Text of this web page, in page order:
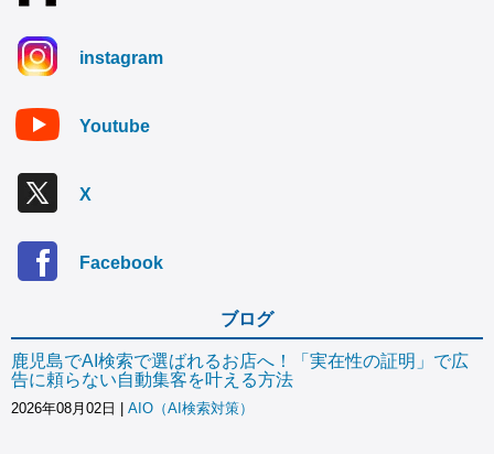
instagram
Youtube
X
Facebook
ブログ
鹿児島でAI検索で選ばれるお店へ！「実在性の証明」で広
告に頼らない自動集客を叶える方法
2026年08月02日 AIO（AI検索対策）